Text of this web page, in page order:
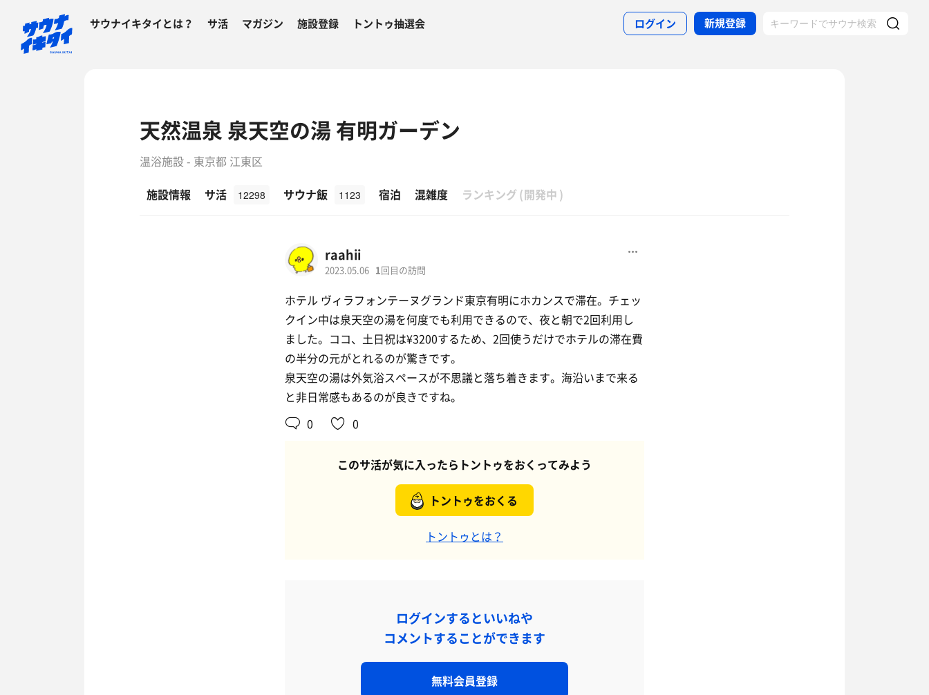
サウナイキタイとは？ サ活 マガジン 施設登録 トントゥ抽選会 ログイン 新規登録
天然温泉 泉天空の湯 有明ガーデン
温浴施設 - 東京都 江東区
施設情報
サ活 12298 サウナ飯 1123 宿泊 混雑度 ランキング (開発中 )
raahii
2023.05.06 1 回目の訪問
ホテル ヴィラフォンテーヌグランド東京有明にホカンスで滞在。チェッ
クイン中は泉天空の湯を何度でも利用できるので、夜と朝で2回利用し
ました。ココ、土日祝は¥3200するため、2回使うだけでホテルの滞在費
の半分の元がとれるのが驚きです。
泉天空の湯は外気浴スペースが不思議と落ち着きます。海沿いまで来る
と非日常感もあるのが良きですね。
0
0
このサ活が気に入ったらトントゥをおくってみよう
トントゥをおくる
トントゥとは？
ログインするといいねや
コメントすることができます
無料会員登録